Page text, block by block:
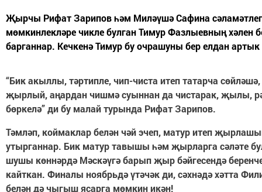
Җырчы Рифат Зарипов һәм Миләүшә Сафина
мөмкинлекләре чикле булган Тимур Фазлыевның хәлен
барганнар. Кечкенә Тимур бу очрашуны бер елдан артык
“Бик акыллы, тәртипле, чип-чиста итеп татарча
җырлый, аңардан чишмә суыннан да чистарак, җылы,
бөркелә” ди бу малай турында Рифат Зарипов.
Тәмләп, коймаклар белән чәй эчеп, матур итеп
утырганнар. Бик матур тавышы һәм җырларга сәләте
шушы көннәрдә Мәскәүгә барып җыр бәйгесендә
кайткан. Финалы ноябрьдә үтәчәк ди, сәхнәдә хәтта
белән дә чыгыш ясарга мөмкин икән!